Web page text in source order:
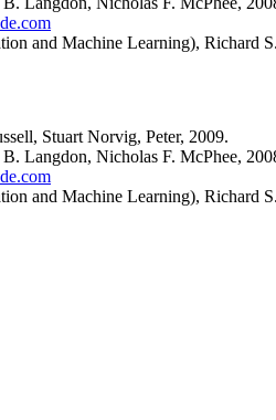
and Machine Learning), Richard
Stuart Norvig, Peter, 2009.
Langdon, Nicholas F. McPhee,
and Machine Learning), Richard